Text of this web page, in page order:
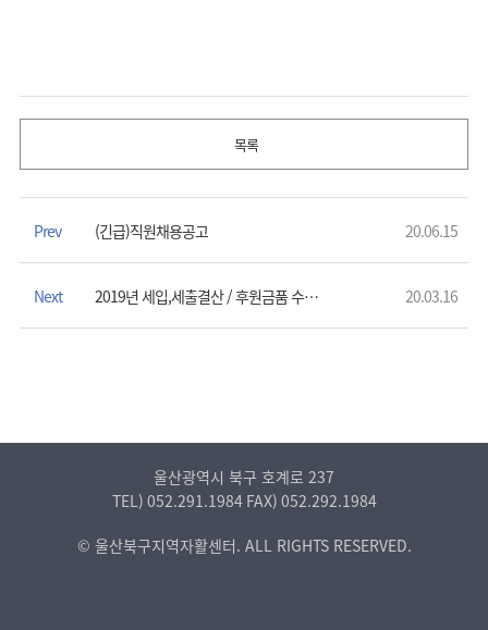
목록
Prev (긴급)직원채용공고 20.06.15
Next 2019년 세입,세출결산 / 후원금품 수입 및 사용결과보고 20.03.16
울산광역시 북구 호계로 237
TEL) 052.291.1984 FAX) 052.292.1984
© 울산북구지역자활센터. ALL RIGHTS RESERVED.